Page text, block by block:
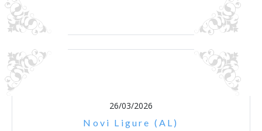
26/03/2026
Novi Ligure (AL)